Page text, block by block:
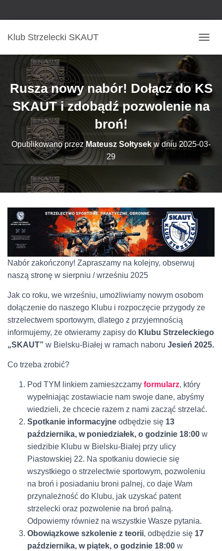
Klub Strzelecki SKAUT
R
Ł
Ą
C
Z
W
I
G
Rusza nowy nabór! Dołącz do KS
SKAUT i zdobądź pozwolenie na
broń!
Opublikowano przezMateusz Sołtysek w dniu2025-03-
29
Nabór zakończony! Zapraszamy na kolejny, obserwuj
naszą stronę w sierpniu / wrześniu 2025
Jak co roku, we wrześniu, umożliwiamy nowym osobom
dołączenie do naszego Klubu i rozpoczęcie przygody ze
strzelectwem sportowym, dlatego z przyjemnością
informujemy, że otwieramy zapisy do Klubu Strzeleckiego
„SKAUT” w Bielsku-Białej w ramach naboru Jesień 2025.
Co trzeba zrobić?
Pod TYM linkiem zamieszczamy formularz, który
wypełniając zostawiacie nam swoje dane, abyśmy
wiedzieli, że chcecie razem z nami zacząć strzelać.
Spotkanie informacyjne odbędzie się 13
października, w poniedziałek, o godzinie 18:00 w
siedzibie Klubu w Bielsku-Białej przy ulicy
Piastowskiej 22. Na spotkaniu dowiecie się
wszystkiego o strzelectwie sportowym, pozwoleniu
na broń i posiadaniu broni palnej, co daje Wam
przynależność do Klubu, jak uzyskać patent
strzelecki oraz pozwolenie na broń palną.
Odpowiemy również na wszystkie Wasze pytania.
Obowiązkowe szkolenie z teorii, odbędzie się 17
października, w piątek, o godzinie 18:00 w